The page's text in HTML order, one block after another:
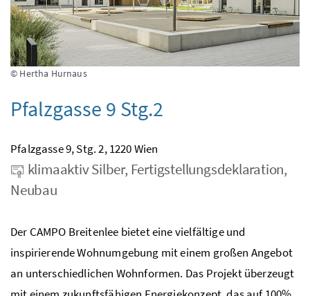
© Hertha Hurnaus
Pfalzgasse 9 Stg.2
Pfalzgasse 9, Stg. 2, 1220 Wien
klimaaktiv Silber, Fertigstellungsdeklaration,
Neubau
Der CAMPO Breitenlee bietet eine vielfältige und
inspirierende Wohnumgebung mit einem großen Angebot
an unterschiedlichen Wohnformen. Das Projekt überzeugt